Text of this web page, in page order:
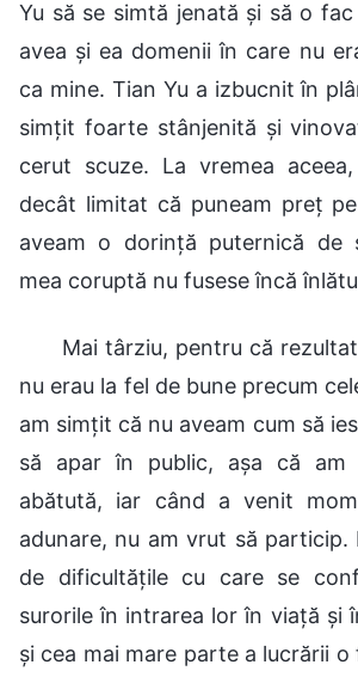
Yu să se simtă jenată și să o
avea și ea domenii în care nu
ca mine. Tian Yu a izbucnit în
simțit foarte stânjenită și
cerut scuze. La vremea
decât limitat că puneam preț
aveam o dorință puternică de
mea coruptă nu fusese încă
Mai târziu, pentru că
nu erau la fel de bune precum
am simțit că nu aveam cum să
să apar în public, așa că am
abătută, iar când a venit
adunare, nu am vrut să
de dificultățile cu care se
surorile în intrarea lor în viață și
și cea mai mare parte a lucrării o